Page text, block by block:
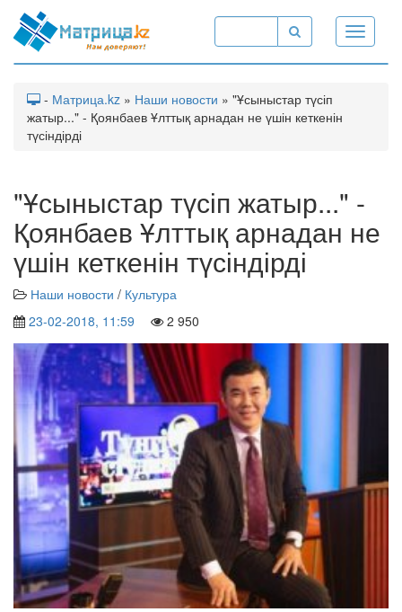
Toggle
- Матрица.kz » Наши новости » "Ұсыныстар түсіп
жатыр..." - Қоянбаев Ұлттық арнадан не үшін кеткенін
түсіндірді
"Ұсыныстар түсіп жатыр..." -
Қоянбаев Ұлттық арнадан не
үшін кеткенін түсіндірді
Наши новости / Культура
23-02-2018, 11:59
2 950